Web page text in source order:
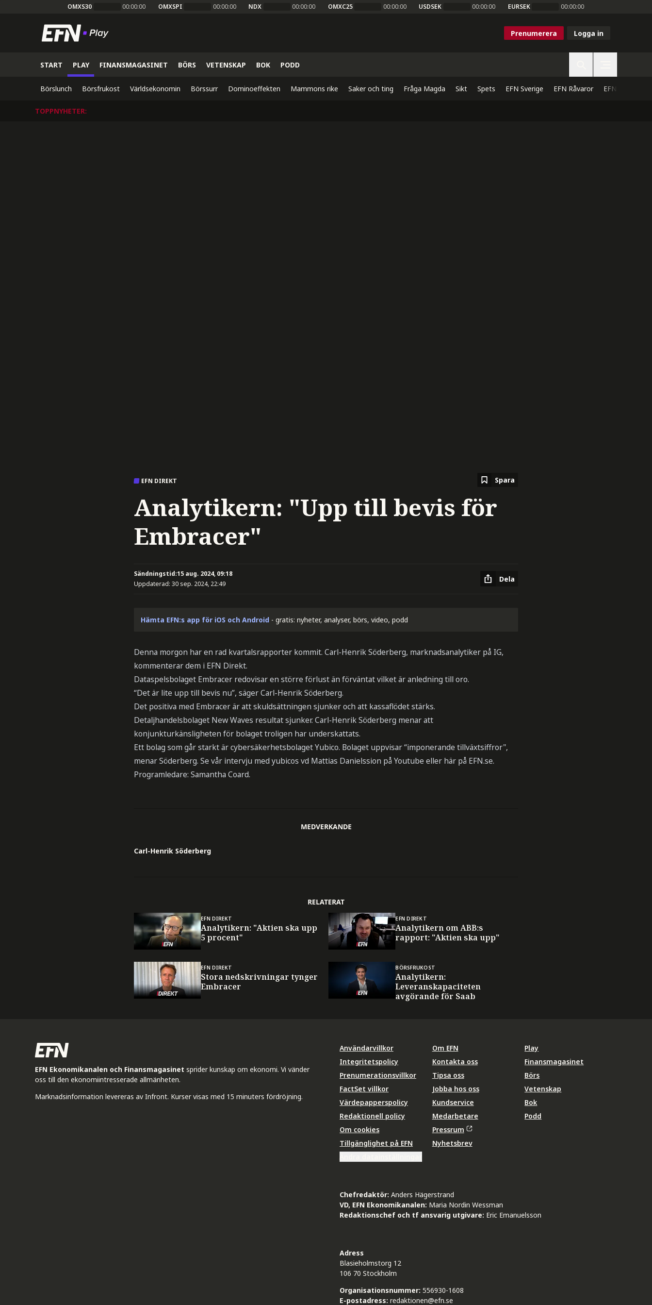
OMXS30 00:00:00 OMXSPI 00:00:00 NDX 00:00:00 OMXC25 00:00:00 USDSEK 00:00:00 EURSEK 00:00:00
Prenumerera Logga in
START PLAY FINANSMAGASINET BÖRS VETENSKAP BOK PODD
Börslunch Börsfrukost Världsekonomin Börssurr Dominoeffekten Mammons rike Saker och ting Fråga Magda Sikt Spets EFN Sverige EFN Råvaror EFN Direkt
TOPPNYHETER:
EFN DIREKT Spara
Analytikern: "Upp till bevis för
Embracer"
Sändningstid:15 aug. 2024, 09:18
Uppdaterad: 30 sep. 2024, 22:49
Dela
Hämta EFN:s app för iOS och Android - gratis: nyheter, analyser, börs, video, podd
Denna morgon har en rad kvartalsrapporter kommit. Carl-Henrik Söderberg, marknadsanalytiker på IG,
kommenterar dem i EFN Direkt.
Dataspelsbolaget Embracer redovisar en större förlust än förväntat vilket är anledning till oro.
“Det är lite upp till bevis nu”, säger Carl-Henrik Söderberg.
Det positiva med Embracer är att skuldsättningen sjunker och att kassaflödet stärks.
Detaljhandelsbolaget New Waves resultat sjunker. Carl-Henrik Söderberg menar att
konjunkturkänsligheten för bolaget troligen har underskattats.
Ett bolag som går starkt är cybersäkerhetsbolaget Yubico. Bolaget uppvisar “imponerande tillväxtsiffror",
menar Söderberg. Se vår intervju med yubicos vd Mattias Danielssion på Youtube eller här på EFN.se.
Programledare: Samantha Coard.
MEDVERKANDE
Carl-Henrik Söderberg
RELATERAT
EFN DIREKT
Analytikern: "Aktien ska upp
5 procent"
EFN DIREKT
Analytikern om ABB:s
rapport: "Aktien ska upp"
EFN DIREKT
Stora nedskrivningar tynger
Embracer
BÖRSFRUKOST
Analytikern:
Leveranskapaciteten
avgörande för Saab
EFN Ekonomikanalen och Finansmagasinet sprider kunskap om ekonomi. Vi vänder
oss till den ekonomiintresserade allmänheten.
Marknadsinformation levereras av Infront. Kurser visas med 15 minuters fördröjning.
Användarvillkor
Integritetspolicy
Prenumerationsvillkor
FactSet villkor
Värdepapperspolicy
Redaktionell policy
Om cookies
Tillgänglighet på EFN
Om EFN
Kontakta oss
Tipsa oss
Jobba hos oss
Kundservice
Medarbetare
Pressrum
Nyhetsbrev
Play
Finansmagasinet
Börs
Vetenskap
Bok
Podd
Chefredaktör: Anders Hägerstrand
VD, EFN Ekonomikanalen: Maria Nordin Wessman
Redaktionschef och tf ansvarig utgivare: Eric Emanuelsson
Adress
Blasieholmstorg 12
106 70 Stockholm
Organisationsnummer: 556930-1608
E-postadress: redaktionen@efn.se